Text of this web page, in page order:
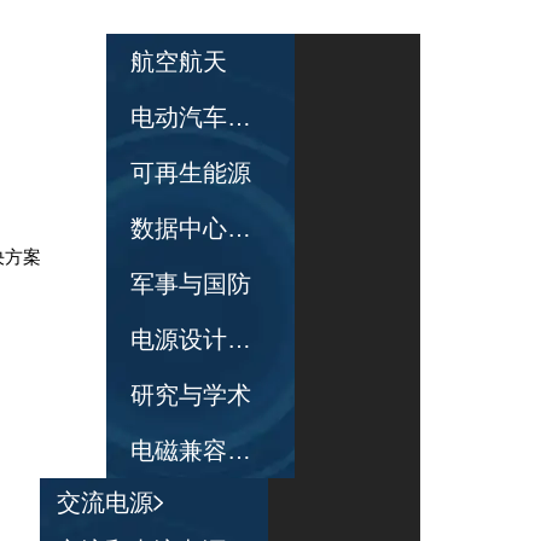
案
航空航天
电动汽车和电动汽车充电
可再生能源
数据中心与网络服务器
军事与国防
电源设计与验证
研究与学术
电磁兼容性合规性测试
交流电源